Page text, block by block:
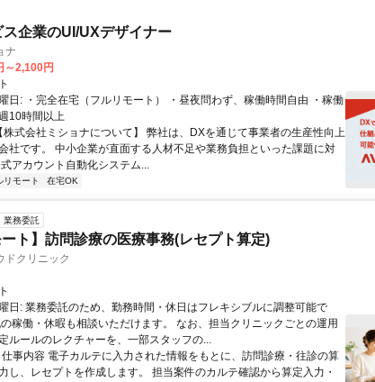
企業のUI/UXデザイナー
ナ
～2,100円
日: ・完全在宅（フルリモート） ・昼夜問わず、稼働時間自由 ・稼働
10時間以上
株式会社ミショナについて】 弊社は、DXを通じて事業者の生産性向上
社です。 中小企業が直面する人材不足や業務負担といった課題に対
アカウント自動化システム...
リモート 在宅OK
業務委託
ート】訪問診療の医療事務(レセプト算定)
ドクリニック
日: 業務委託のため、勤務時間・休日はフレキシブルに調整可能で
稼働・休暇も相談いただけます。 なお、担当クリニックごとの運用
ルールのレクチャーを、一部スタッフの...
事内容 電子カルテに入力された情報をもとに、訪問診療・往診の算
し、レセプトを作成します。 担当案件のカルテ確認から算定入力・